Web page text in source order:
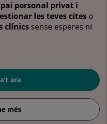
personal privat i
les teves cites o
clínics sense esperes ni
ara
més